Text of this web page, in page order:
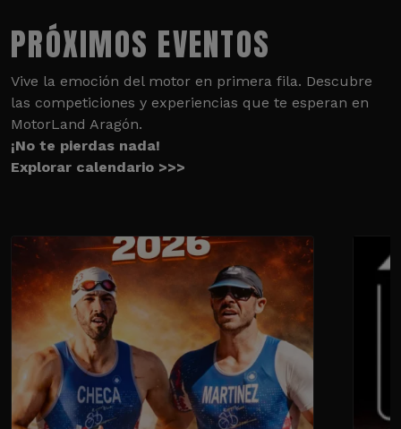
PRÓXIMOS EVENTOS
Vive la emoción del motor en primera fila. Descubre
las competiciones y experiencias que te esperan en
MotorLand Aragón.
¡No te pierdas nada!
Explorar calendario >>>